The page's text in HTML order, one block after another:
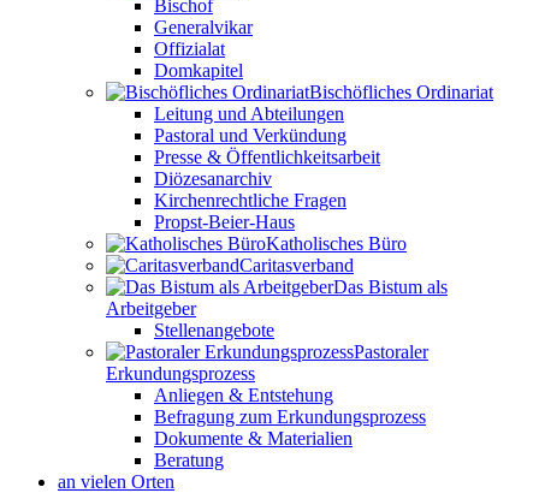
Bischof
Generalvikar
Offizialat
Domkapitel
Bischöfliches Ordinariat
Leitung und Abteilungen
Pastoral und Verkündung
Presse & Öffentlichkeitsarbeit
Diözesanarchiv
Kirchenrechtliche Fragen
Propst-Beier-Haus
Katholisches Büro
Caritasverband
Das Bistum als
Arbeitgeber
Stellenangebote
Pastoraler
Erkundungsprozess
Anliegen & Entstehung
Befragung zum Erkundungsprozess
Dokumente & Materialien
Beratung
an vielen Orten